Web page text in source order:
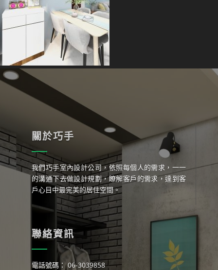
關於巧手
我們巧手室內設計公司，依照每個人的需求，一一
的溝通下去做設計規劃，瞭解客戶的需求，達到客
戶心目中最完美的居住空間。
聯絡資訊
電話號碼： 06-3039858